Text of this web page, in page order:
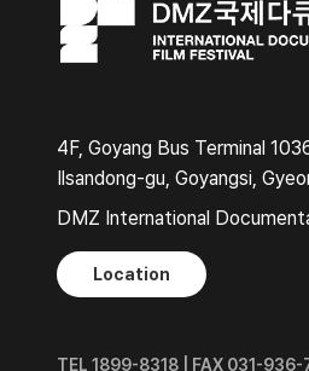
4F, Goyang Bus Terminal
Ilsandong-gu, Goyangsi,
DMZ International
Location
TEL 1899-8318 | FAX 031-